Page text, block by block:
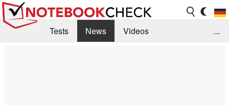
Tests News
Videos
...